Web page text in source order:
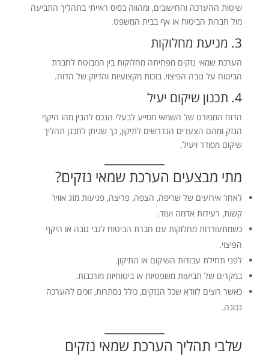
שיטות ההערכה והחישובים, ומהווה בסיס ראייתי בתהליך התביעה
מול חברות הביטוח או אף בבית המשפט.
3. מניעת מחלוקות
הערכת שמאי נזקים מפחיתה מחלוקות בין המבוטח לחברת
הביטוח על גובה הפיצוי, בזכות מקצועיות והדיוק של הדוח.
4. תכנון שיקום יעיל
הדוח המפורט של השמאי מסייע לבעלי הנכס להבין מהו היקף
הנזק ומהם הצעדים הנדרשים לתיקון, כך שניתן לתכנן תהליך
שיקום מסודר ויעיל.
מתי מבצעים הערכת שמאי נזקים?
לאחר אירועים של שריפה, הצפה, פריצה, פגיעות מזג אוויר
קשות, רעידות אדמה ועוד.
כשמתעוררות מחלוקות עם חברת הביטוח לגבי גובה או היקף
הפיצוי.
לפני תחילת עבודות השיקום או התיקון.
במקרים של תביעות משפטיות או ביטוחיות מורכבות.
כאשר רוצים לוודא שכל הנזקים, כולל נסתרות, זוכים להערכה
נכונה.
שלבי תהליך הערכת שמאי נזקים